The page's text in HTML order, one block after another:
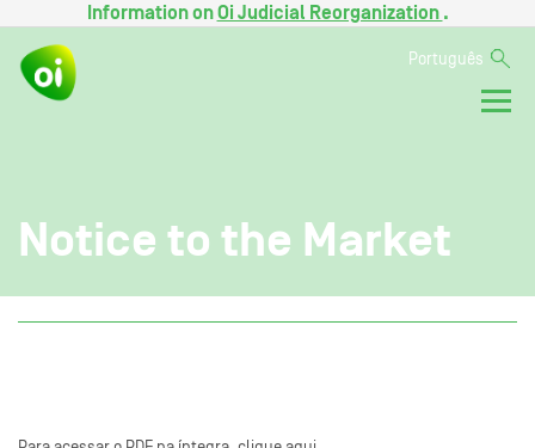
Information onOi Judicial Reorganization .
Português
Notice to the Market